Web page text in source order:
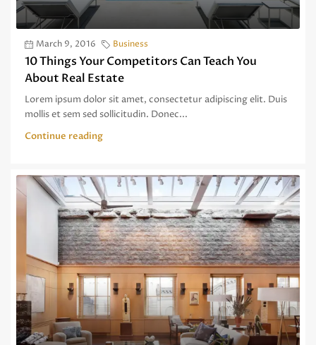
March 9, 2016 Business
10 Things Your Competitors Can Teach You
About Real Estate
Lorem ipsum dolor sit amet, consectetur adipiscing elit. Duis
mollis et sem sed sollicitudin. Donec...
Continue reading